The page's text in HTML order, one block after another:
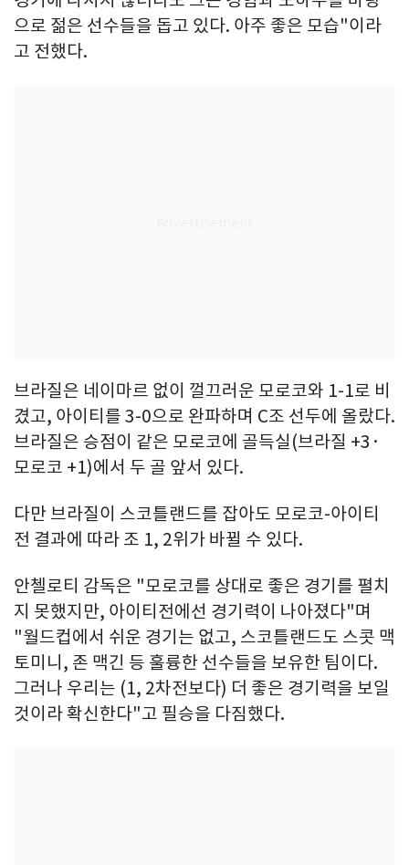
으로 젊은 선수들을 돕고 있다. 아주 좋은 모습"이라
고 전했다.
브라질은 네이마르 없이 껄끄러운 모로코와 1-1로 비
겼고, 아이티를 3-0으로 완파하며 C조 선두에 올랐다.
브라질은 승점이 같은 모로코에 골득실(브라질 +3·
모로코 +1)에서 두 골 앞서 있다.
다만 브라질이 스코틀랜드를 잡아도 모로코-아이티
전 결과에 따라 조 1, 2위가 바뀔 수 있다.
안첼로티 감독은 "모로코를 상대로 좋은 경기를 펼치
지 못했지만, 아이티전에선 경기력이 나아졌다"며
"월드컵에서 쉬운 경기는 없고, 스코틀랜드도 스콧 맥
토미니, 존 맥긴 등 훌륭한 선수들을 보유한 팀이다.
그러나 우리는 (1, 2차전보다) 더 좋은 경기력을 보일
것이라 확신한다"고 필승을 다짐했다.